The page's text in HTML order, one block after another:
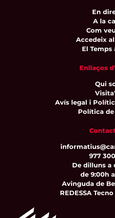
En
A la
Com
Accedeix
El Temps
Enllaços
Qui
Avís legal i
Política
977
De dilluns a
de 9:00h
Avinguda de
REDESSA